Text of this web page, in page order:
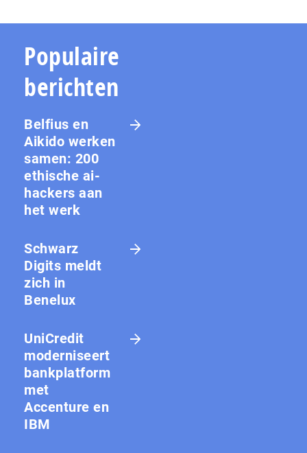
Populaire
berichten
Belfius en
Aikido werken
samen: 200
ethische ai-
hackers aan
het werk
Schwarz
Digits meldt
zich in
Benelux
UniCredit
moderniseert
bankplatform
met
Accenture en
IBM